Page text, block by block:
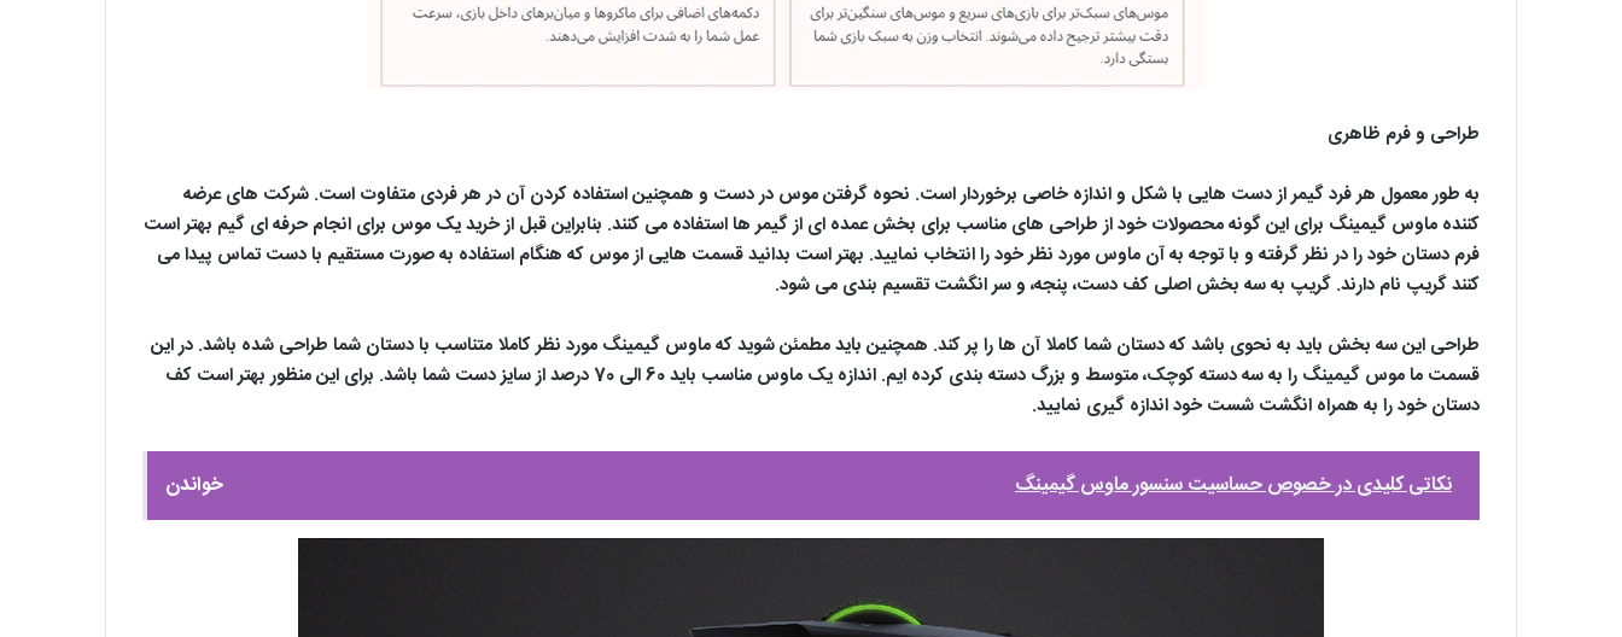
طراحی و فرم ظاهری
به طور معمول هر فرد گیمر از دست هایی با شکل و اندازه خاصی برخوردار است. نحوه گرفتن موس در دست و همچنین استفاده کردن آن در هر فردی متفاوت است. شرکت های عرضه
کننده ماوس گیمینگ برای این گونه محصولات خود از طراحی های مناسب برای بخش عمده ای از گیمر ها استفاده می کنند. بنابراین قبل از خرید یک موس برای انجام حرفه ای گیم بهتر است
فرم دستان خود را در نظر گرفته و با توجه به آن ماوس مورد نظر خود را انتخاب نمایید. بهتر است بدانید قسمت هایی از موس که هنگام استفاده به صورت مستقیم با دست تماس پیدا می
کنند گریپ نام دارند. گریپ به سه بخش اصلی کف دست، پنجه، و سر انگشت تقسیم بندی می شود.
طراحی این سه بخش باید به نحوی باشد که دستان شما کاملا آن ها را پر کند. همچنین باید مطمئن شوید که ماوس گیمینگ مورد نظر کاملا متناسب با دستان شما طراحی شده باشد. در این
قسمت ما موس گیمینگ را به سه دسته کوچک، متوسط و بزرگ دسته بندی کرده ایم. اندازه یک ماوس مناسب باید 60 الی 70 درصد از سایز دست شما باشد. برای این منظور بهتر است کف
دستان خود را به همراه انگشت شست خود اندازه گیری نمایید.
خواندن نکاتی کلیدی در خصوص حساسیت سنسور ماوس گیمینگ